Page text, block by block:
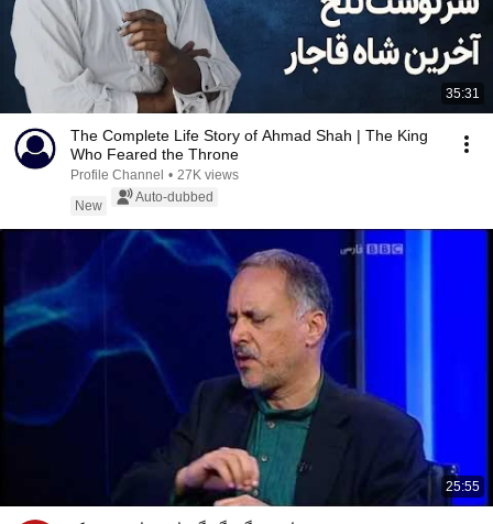
35:31
The Complete Life Story of Ahmad Shah | The King
Who Feared the Throne
Profile Channel • 27K views
New
Auto-dubbed
25:55